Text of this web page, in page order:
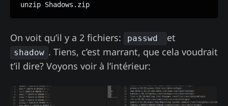
unzip Shadows.zip
On voit qu’il y a 2 fichiers: passwd et
shadow . Tiens, c’est marrant, que cela voudrait
t’il dire? Voyons voir à l’intérieur: